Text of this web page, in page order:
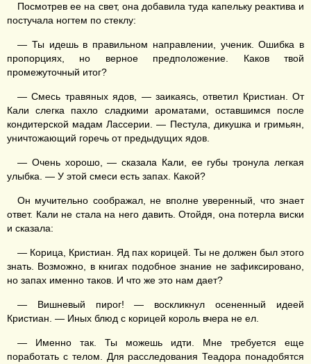
Посмотрев ее на свет, она добавила туда капельку реактива и
постучала ногтем по стеклу:
— Ты идешь в правильном направлении, ученик. Ошибка в
пропорциях, но верное предположение. Каков твой
промежуточный итог?
— Смесь травяных ядов, — заикаясь, ответил Кристиан. От
Кали слегка пахло сладкими ароматами, оставшимся после
кондитерской мадам Лассерии. — Пестула, дикушка и гримьян,
уничтожающий горечь от предыдущих ядов.
— Очень хорошо, — сказала Кали, ее губы тронула легкая
улыбка. — У этой смеси есть запах. Какой?
Он мучительно соображал, не вполне уверенный, что знает
ответ. Кали не стала на него давить. Отойдя, она потерла виски
и сказала:
— Корица, Кристиан. Яд пах корицей. Ты не должен был этого
знать. Возможно, в книгах подобное знание не зафиксировано,
но запах именно таков. И что же это нам дает?
— Вишневый пирог! — воскликнул осененный идеей
Кристиан. — Иных блюд с корицей король вчера не ел.
— Именно так. Ты можешь идти. Мне требуется еще
поработать с телом. Для расследования Теадора понадобятся